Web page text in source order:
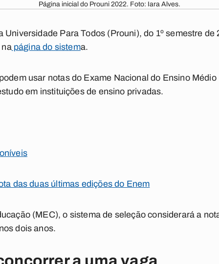
Página inicial do Prouni 2022. Foto: Iara Alves.
Universidade Para Todos (Prouni), do 1º semestre
napágina do sistema.
usar notas do Exame Nacional do Ensino
em instituições de ensino privadas.
das duas últimas edições do Enem
(MEC), o sistema de seleção considerará a
dois anos.